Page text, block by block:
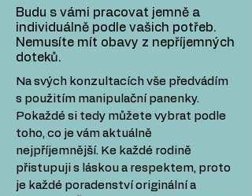
Budu s vámi pracovat jemně a
individuálně podle vašich potřeb.
Nemusíte mít obavy z nepříjemných
doteků.
Na svých konzultacích vše předvádím
s použitím manipulační panenky.
Pokaždé si tedy můžete vybrat podle
toho, co je vám aktuálně
nejpříjemnější. Ke každé rodině
přistupuji s láskou a respektem, proto
je každé poradenství originální a